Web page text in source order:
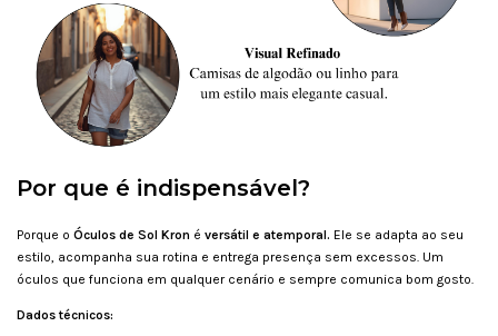
Por que é indispensável?
Porque o Óculos de Sol Kron é versátil e atemporal. Ele se adapta ao seu
estilo, acompanha sua rotina e entrega presença sem excessos. Um
óculos que funciona em qualquer cenário e sempre comunica bom gosto.
Dados técnicos: